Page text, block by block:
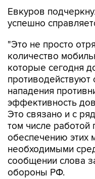
Евкуров
успешно
"Это не просто
количество
которые сегодня
нападения
эффективность
Это связано и с
том числе работой
обеспечению этих
необходимыми
сообщении слова
обороны РФ.